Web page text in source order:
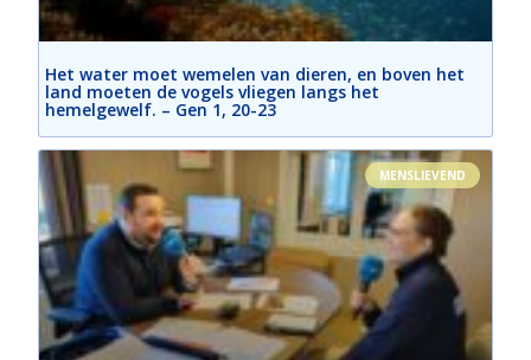
Het water moet wemelen van dieren, en boven het
land moeten de vogels vliegen langs het
hemelgewelf. – Gen 1, 20-23
MENSLIEVEND